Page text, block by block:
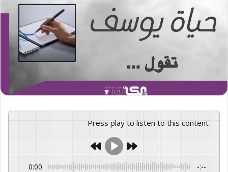
Press play to listen to this content
0:00 -:--